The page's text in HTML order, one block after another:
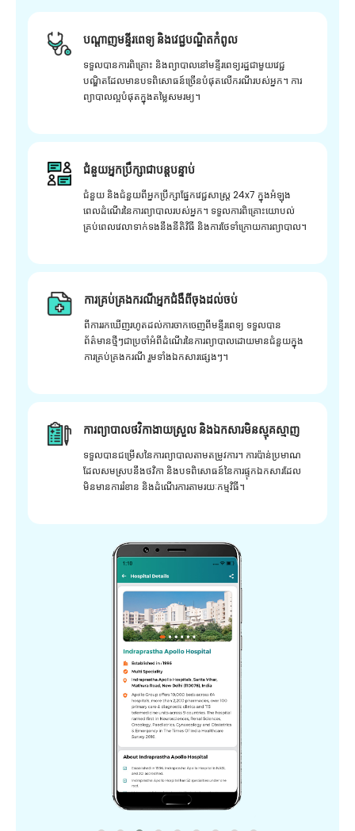
បណ្តាញមន្ទីរពេទ្យ និងវេជ្ជបណ្ឌិតកំពូល
ទទួលបានការពិគ្រោះ និងព្យាបាលនៅមន្ទីរពេទ្យរដ្ឋជាមួយវេជ្ជ
បណ្ឌិតដែលមានបទពិសោធន៍ច្រើនបំផុតលើករណីរបស់អ្នក។ ការ
ព្យាបាលល្អបំផុតក្នុងតម្លៃសមរម្យ។
ជំនួយអ្នកប្រឹក្សាជាបន្តបន្ទាប់
ជំនួយ និងជំនួយពីអ្នកប្រឹក្សាផ្នែកវេជ្ជសាស្រ្ត 24x7 ក្នុងអំឡុង
ពេលដំណើរនៃការព្យាបាលរបស់អ្នក។ ទទួលការពិគ្រោះយោបល់
គ្រប់ពេលវេលាទាក់ទងនឹងនីតិវិធី និងការថែទាំក្រោយការព្យាបាល។
ការគ្រប់គ្រងករណីអ្នកជំងឺពីចុងដល់ចប់
ពីការរកឃើញរហូតដល់ការចាកចេញពីមន្ទីរពេទ្យ ទទួលបាន
ព័ត៌មានថ្មីៗជាប្រចាំអំពីដំណើរនៃការព្យាបាលដោយមានជំនួយក្នុង
ការគ្រប់គ្រងករណី រួមទាំងឯកសារផ្សេងៗ។
ការព្យាបាលថវិកាងាយស្រួល និងឯកសារមិនស្មុគស្មាញ
ទទួលបានជម្រើសនៃការព្យាបាលតាមតម្រូវការ។ ការប៉ាន់ប្រមាណ
ដែលសមស្របនឹងថវិកា និងបទពិសោធន៍នៃការផ្ទុកឯកសារដែល
មិនមានការរំខាន និងដំណើរការតាមរយៈកម្មវិធី។